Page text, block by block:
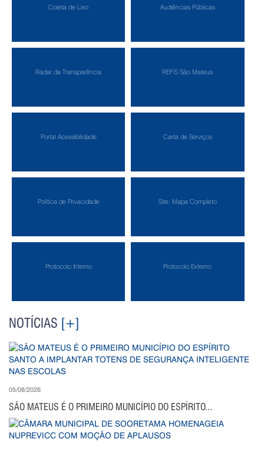
Coleta de Lixo Audiências Públicas
Radar da Transparência REFIS São Mateus
Portal Acessibilidade Carta de Serviços
Política de Privacidade Site: Mapa Completo
Protocolo Interno Protocolo Externo
NOTÍCIAS [+]
05/08/2026
SÃO MATEUS É O PRIMEIRO MUNICÍPIO DO ESPÍRITO...